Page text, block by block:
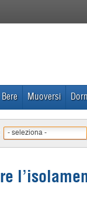
Muoversi
- seleziona -